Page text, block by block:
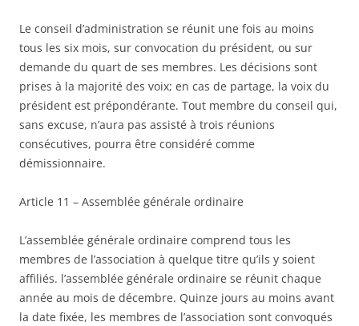
Le conseil d’administration se réunit une fois au moins
tous les six mois, sur convocation du président, ou sur
demande du quart de ses membres. Les décisions sont
prises à la majorité des voix; en cas de partage, la voix du
président est prépondérante. Tout membre du conseil qui,
sans excuse, n’aura pas assisté à trois réunions
consécutives, pourra être considéré comme
démissionnaire.
Article 11 – Assemblée générale ordinaire
L’assemblée générale ordinaire comprend tous les
membres de l’association à quelque titre qu’ils y soient
affiliés. l’assemblée générale ordinaire se réunit chaque
année au mois de décembre. Quinze jours au moins avant
la date fixée, les membres de l’association sont convoqués